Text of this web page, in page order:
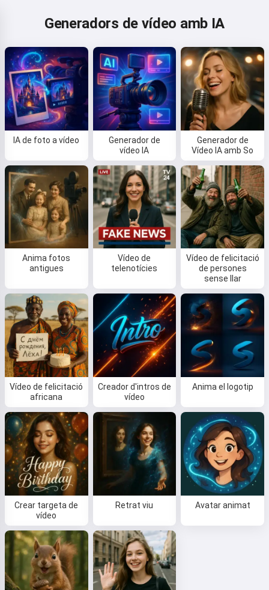
Generadors de vídeo amb IA
IA de foto a vídeo
Generador de
vídeo IA
Generador de
Vídeo IA amb So
Anima fotos
antigues
Vídeo de
telenotícies
Vídeo de felicitació
de persones
sense llar
Vídeo de felicitació
africana
Creador d'intros de
vídeo
Anima el logotip
Crear targeta de
vídeo
Retrat viu Avatar animat